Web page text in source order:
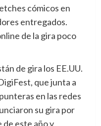
cómicos en
entregados.
de la gira poco
de gira los EE.UU.
que junta a
en las redes
su gira por
de este año y